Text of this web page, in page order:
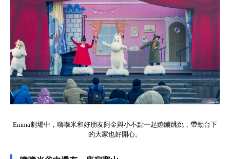
Emma劇場中，嚕嚕米和好朋友阿金與小不點一起蹦蹦跳跳，帶動台下
的大家也好開心。